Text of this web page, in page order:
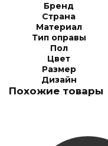
Бренд
Страна
Материал
Тип оправы
Пол
Цвет
Размер
Дизайн
Похожие товары